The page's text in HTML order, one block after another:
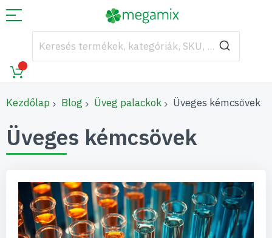
Kezdőlap Blog Üveg palackok Üveges kémcsövek
Üveges kémcsövek